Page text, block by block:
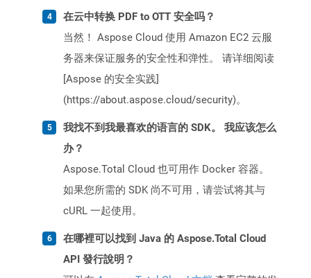
在云中转换 PDF to OTT 安全吗？
当然！ Aspose Cloud 使用 Amazon EC2 云服
务器来保证服务的安全性和弹性。 请详细阅读
[Aspose 的安全实践]
(https://about.aspose.cloud/security)。
我找不到我最喜欢的语言的 SDK。 我应该怎么
办？
Aspose.Total Cloud 也可用作 Docker 容器。
如果您所需的 SDK 尚不可用，请尝试将其与
cURL 一起使用。
在哪裡可以找到 Java 的 Aspose.Total Cloud
API 發行說明？